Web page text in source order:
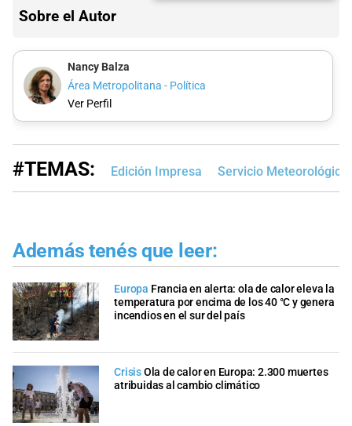
Sobre el Autor
Nancy Balza
Área Metropolitana - Política
Ver Perfil
#TEMAS: Edición Impresa Servicio Meteorológico
Además tenés que leer:
Europa Francia en alerta: ola de calor eleva la
temperatura por encima de los 40 °C y genera
incendios en el sur del país
CrisisOla de calor en Europa: 2.300 muertes
atribuidas al cambio climático